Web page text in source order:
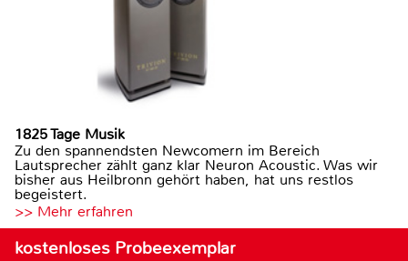
1825 Tage Musik
Zu den spannendsten Newcomern im Bereich
Lautsprecher zählt ganz klar Neuron Acoustic. Was wir
bisher aus Heilbronn gehört haben, hat uns restlos
begeistert.
>> Mehr erfahren
kostenloses Probeexemplar